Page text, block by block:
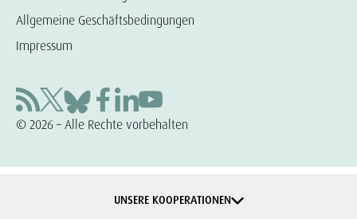
Allgemeine Geschäftsbedingungen
Impressum
© 2026 – Alle Rechte vorbehalten
UNSERE KOOPERATIONEN